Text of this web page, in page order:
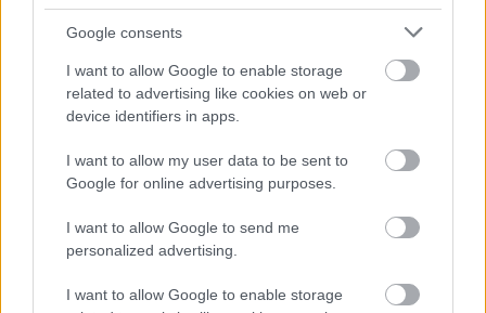
Google consents
I want to allow Google to enable storage
related to advertising like cookies on web or
device identifiers in apps.
I want to allow my user data to be sent to
Google for online advertising purposes.
I want to allow Google to send me
personalized advertising.
I want to allow Google to enable storage
vérnyomás, gyomorfekélyellen is. A fügelevél
tea gazdag antioxidánsokban és kalciumban,
illetve hashajtó hatással is bír.